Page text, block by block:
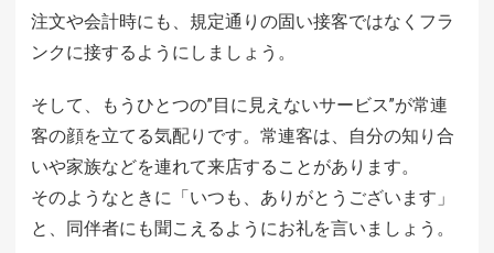
注文や会計時にも、規定通りの固い接客ではなくフラ
ンクに接するようにしましょう。
そして、もうひとつの”目に見えないサービス”が常連
客の顔を立てる気配りです。常連客は、自分の知り合
いや家族などを連れて来店することがあります。
そのようなときに「いつも、ありがとうございます」
と、同伴者にも聞こえるようにお礼を言いましょう。